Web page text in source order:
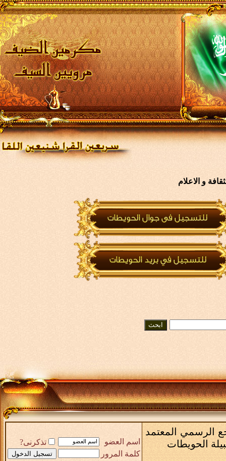
و الاعلام
الرسمي المعتمد
الحويطات
اسم العضو
تذكرنى?
كلمة المرور